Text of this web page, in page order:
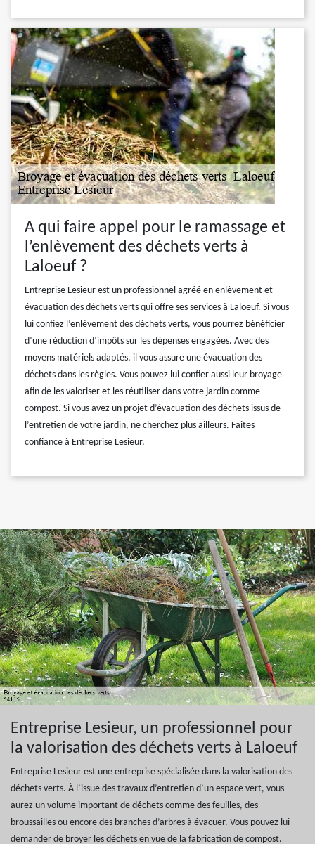
A qui faire appel pour le ramassage et
l’enlèvement des déchets verts à
Laloeuf ?
Entreprise Lesieur est un professionnel agréé en enlèvement et
évacuation des déchets verts qui offre ses services à Laloeuf. Si vous
lui confiez l’enlèvement des déchets verts, vous pourrez bénéficier
d’une réduction d’impôts sur les dépenses engagées. Avec des
moyens matériels adaptés, il vous assure une évacuation des
déchets dans les règles. Vous pouvez lui confier aussi leur broyage
afin de les valoriser et les réutiliser dans votre jardin comme
compost. Si vous avez un projet d’évacuation des déchets issus de
l’entretien de votre jardin, ne cherchez plus ailleurs. Faites
confiance à Entreprise Lesieur.
Entreprise Lesieur, un professionnel pour
la valorisation des déchets verts à Laloeuf
Entreprise Lesieur est une entreprise spécialisée dans la valorisation des
déchets verts. À l’issue des travaux d’entretien d’un espace vert, vous
aurez un volume important de déchets comme des feuilles, des
broussailles ou encore des branches d’arbres à évacuer. Vous pouvez lui
demander de broyer les déchets en vue de la fabrication de compost.